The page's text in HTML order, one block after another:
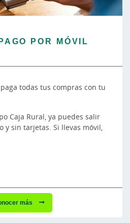
POR MÓVIL
todas tus compras con tu
Caja Rural, ya puedes salir
y sin tarjetas. Si llevas móvil,
más